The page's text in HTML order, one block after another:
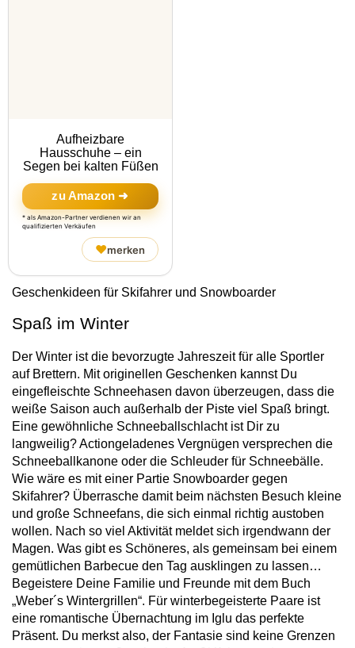
Aufheizbare
Hausschuhe – ein
Segen bei kalten Füßen
zu Amazon ➜
* als Amazon-Partner verdienen wir an
qualifizierten Verkäufen
♥merken
Geschenkideen für Skifahrer und Snowboarder
Spaß im Winter
Der Winter ist die bevorzugte Jahreszeit für alle Sportler
auf Brettern. Mit originellen Geschenken kannst Du
eingefleischte Schneehasen davon überzeugen, dass die
weiße Saison auch außerhalb der Piste viel Spaß bringt.
Eine gewöhnliche Schneeballschlacht ist Dir zu
langweilig? Actiongeladenes Vergnügen versprechen die
Schneeballkanone oder die Schleuder für Schneebälle.
Wie wäre es mit einer Partie Snowboarder gegen
Skifahrer? Überrasche damit beim nächsten Besuch kleine
und große Schneefans, die sich einmal richtig austoben
wollen. Nach so viel Aktivität meldet sich irgendwann der
Magen. Was gibt es Schöneres, als gemeinsam bei einem
gemütlichen Barbecue den Tag ausklingen zu lassen…
Begeistere Deine Familie und Freunde mit dem Buch
„Weber´s Wintergrillen“. Für winterbegeisterte Paare ist
eine romantische Übernachtung im Iglu das perfekte
Präsent. Du merkst also, der Fantasie sind keine Grenzen